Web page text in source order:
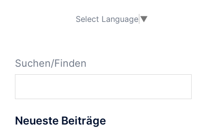
Select Language ▼
Suchen/Finden
Neueste Beiträge